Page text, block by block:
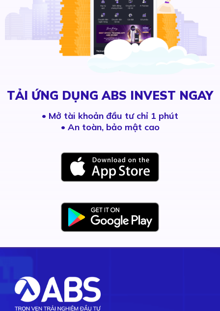
TẢI ỨNG DỤNG ABS INVEST NGAY
• Mở tài khoản đầu tư chỉ 1 phút
• An toàn, bảo mật cao